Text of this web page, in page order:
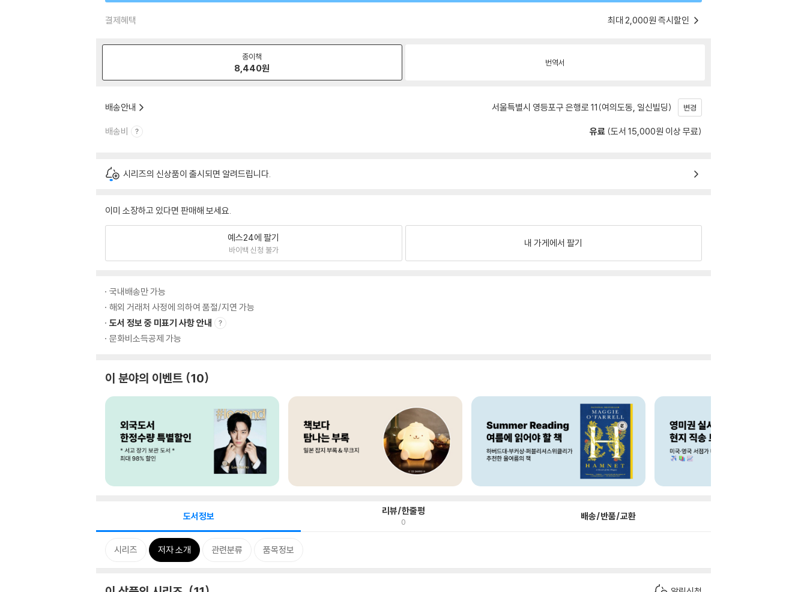
결제혜택 최대 2,000원 즉시할인
종이책
8,440원 번역서
배송안내 서울특별시 영등포구 은행로 11(여의도동, 일신빌딩) 변경
배송비 유료 (도서 15,000원 이상 무료)
시리즈의 신상품이 출시되면 알려드립니다.
이미 소장하고 있다면 판매해 보세요.
예스24에 팔기
바이백 신청 불가
내 가게에서 팔기
국내배송만 가능
해외 거래처 사정에 의하여 품절/지연 가능
도서 정보 중 미표기 사항 안내
문화비소득공제 가능
이 분야의 이벤트 10
도서정보 리뷰/한줄평
0 배송/반품/교환
시리즈 저자 소개 관련분류 품목정보